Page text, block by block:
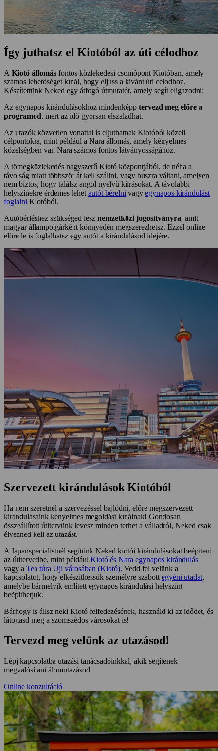
Így juthatsz el Kiotóból az úti célodhoz
A Kiotó állomás fontos közlekedési csomópont Kiotóban, amely
számos lehetőséget kínál, hogy eljuss a kívánt úti célodhoz.
Készítettünk Neked egy átfogó útmutatót, amely segít eligazodni:
Az egynapos kirándulásokhoz mindenképp tervezd meg előre a
programod, mert az idő gyorsan elszaladhat.
Az utazók közvetlen vonattal is eljuthatnak Kiotóból közeli
célpontokra, mint például a Nara állomás, amely kényelmes
közelségben van Nara számos fontos látványosságához.
A tömegközlekedés nagyszerű Kiotó központjából, de néha a
távolság miatt többször át kell szállni, vagy buszra váltani, amelyen
nem biztos, hogy találsz angol nyelvű kiírásokat. A távolabbi
helyszínekre érdemes lehet autót bérelni vagy egynapos kirándulást
foglalni Kiotóból.
Autóbérléshez szükséged lesz nemzetközi jogosítványra, amit
magyar állampolgárként könnyedén megszerezhetsz. Ezzel online
előre le is foglalhatsz egy autót a kirándulásod idejére.
Szervezett kirándulások Kiotóból
Ha nem szeretnél a szervezéssel bajlódni, előre megszervezett
kirándulásaink kényelmes megoldást kínálnak! Gondosan
összeállított útitervünk levesz minden terhet a válladról, Neked csak
élvezned kell az utazást.
A Japanspecialistnél segítünk Neked kiotói kirándulásokat beépíteni
az útitervedbe, mint például Kiotó és Nara egynapos kirándulás
vagy a Tea túra Uji városában (Kiotó). Vedd fel velünk a
kapcsolatot, hogy elkészíthessük személyre szabott egyéni utadat,
amelybe bármelyik említett egynapos kirándulási helyszínt
beépíthetjük.
Bárhogy is állsz neki Kiotó felfedezésének, használd ki az idődet, és
látogasd meg a szomszédos városokat is!
Tervezd meg velünk az utazásod!
Lépj kapcsolatba utazási tanácsadóinkkal, akik segítenek
megvalósítani álomutazásod.
Online konzultáció